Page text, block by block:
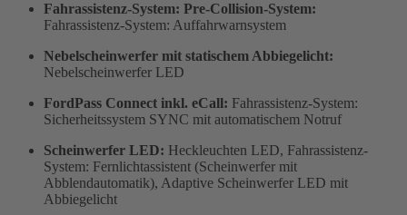
Fahrassistenz-System: Pre-Collision-System:
Fahrassistenz-System: Auffahrwarnsystem
Nebelscheinwerfer mit statischem Abbiegelicht:
Nebelscheinwerfer LED
FordPass Connect inkl. eCall: Fahrassistenz-System:
Sicherheitssystem SYNC mit automatischem Notruf
Scheinwerfer LED: Heckleuchten LED, Fahrassistenz-
System: Fernlichtassistent (Scheinwerfer mit
Abblendautomatik), Adaptive Scheinwerfer LED mit
Abbiegelicht